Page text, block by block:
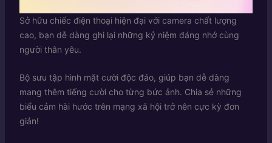
Sở hữu chiếc điện thoại hiện đại với camera chất lượng
cao, bạn dễ dàng ghi lại những kỷ niệm đáng nhớ cùng
người thân yêu.
Bộ sưu tập hình mặt cười độc đáo, giúp bạn dễ dàng
mang thêm tiếng cười cho từng bức ảnh. Chia sẻ những
biểu cảm hài hước trên mạng xã hội trở nên cực kỳ đơn
giản!